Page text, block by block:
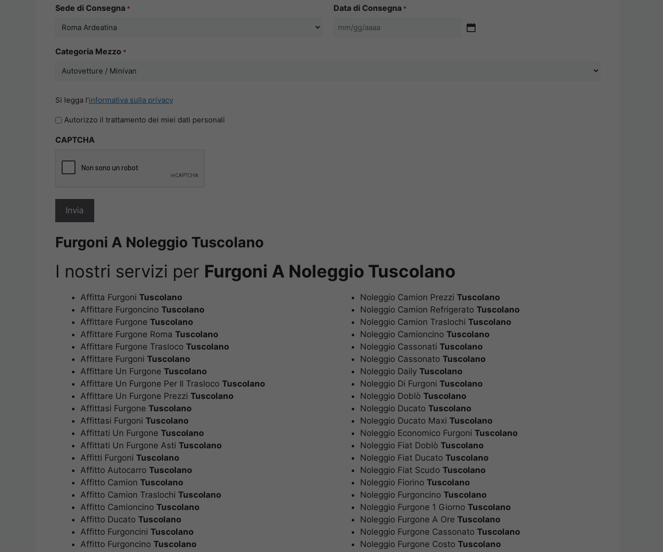
GG
slash
Sede di Consegna * Data di Consegna *
MM
Categoria Mezzo *
legga
l'informativa
privacy
Si legga l’informativa sulla privacy
Autorizzo il trattamento dei miei dati personali
CAPTCHA
Furgoni A Noleggio Tuscolano
I nostri servizi per Furgoni A Noleggio Tuscolano
Affitta Furgoni Tuscolano
Affittare Furgoncino Tuscolano
Affittare Furgone Tuscolano
Affittare Furgone Roma Tuscolano
Affittare Furgone Trasloco Tuscolano
Affittare Furgoni Tuscolano
Affittare Un Furgone Tuscolano
Affittare Un Furgone Per Il Trasloco Tuscolano
Affittare Un Furgone Prezzi Tuscolano
Affittasi Furgone Tuscolano
Affittasi Furgoni Tuscolano
Affittati Un Furgone Tuscolano
Affittati Un Furgone Asti Tuscolano
Affitti Furgoni Tuscolano
Affitto Autocarro Tuscolano
Affitto Camion Tuscolano
Affitto Camion Traslochi Tuscolano
Affitto Camioncino Tuscolano
Affitto Ducato Tuscolano
Affitto Furgoncini Tuscolano
Affitto Furgoncino Tuscolano
Noleggio Camion Prezzi Tuscolano
Noleggio Camion Refrigerato Tuscolano
Noleggio Camion Traslochi Tuscolano
Noleggio Camioncino Tuscolano
Noleggio Cassonati Tuscolano
Noleggio Cassonato Tuscolano
Noleggio Daily Tuscolano
Noleggio Di Furgoni Tuscolano
Noleggio Doblò Tuscolano
Noleggio Ducato Tuscolano
Noleggio Ducato Maxi Tuscolano
Noleggio Economico Furgoni Tuscolano
Noleggio Fiat Doblò Tuscolano
Noleggio Fiat Ducato Tuscolano
Noleggio Fiat Scudo Tuscolano
Noleggio Fiorino Tuscolano
Noleggio Furgoncino Tuscolano
Noleggio Furgone 1 Giorno Tuscolano
Noleggio Furgone A Ore Tuscolano
Noleggio Furgone Cassonato Tuscolano
Noleggio Furgone Costo Tuscolano